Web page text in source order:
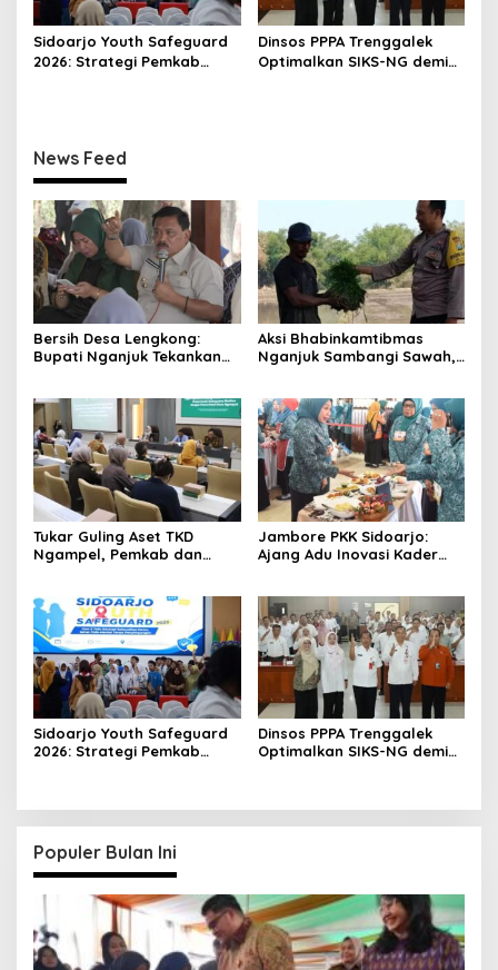
Sidoarjo Youth Safeguard
2026: Strategi Pemkab
Dinsos PPPA Trenggalek
Optimalkan SIKS-NG demi
News Feed
Bersih Desa Lengkong:
Bupati Nganjuk Tekankan
Aksi Bhabinkamtibmas
Nganjuk Sambangi Sawah,
Tukar Guling Aset TKD
Ngampel, Pemkab dan
Jambore PKK Sidoarjo:
Ajang Adu Inovasi Kader
Sidoarjo Youth Safeguard
2026: Strategi Pemkab
Dinsos PPPA Trenggalek
Optimalkan SIKS-NG demi
Populer Bulan Ini